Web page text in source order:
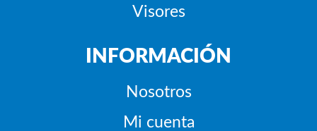
Visores
INFORMACIÓN
Nosotros
Mi cuenta